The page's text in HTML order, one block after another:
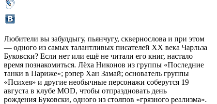
Любители вы забулдыгу, пьянчугу, сквернослова и при этом
— одного из самых талантливых писателей XX века Чарльза
Буковски? Если нет или ещё не читали его книг, настало
время познакомиться. Лёха Никонов из группы «Последние
танки в Париже»; рэпер Хан Замай; основатель группы
«Психея» и другие необычные персонажи соберутся 19
августа в клубе MOD, чтобы отпраздновать день
рождения Буковски, одного из столпов «грязного реализма».